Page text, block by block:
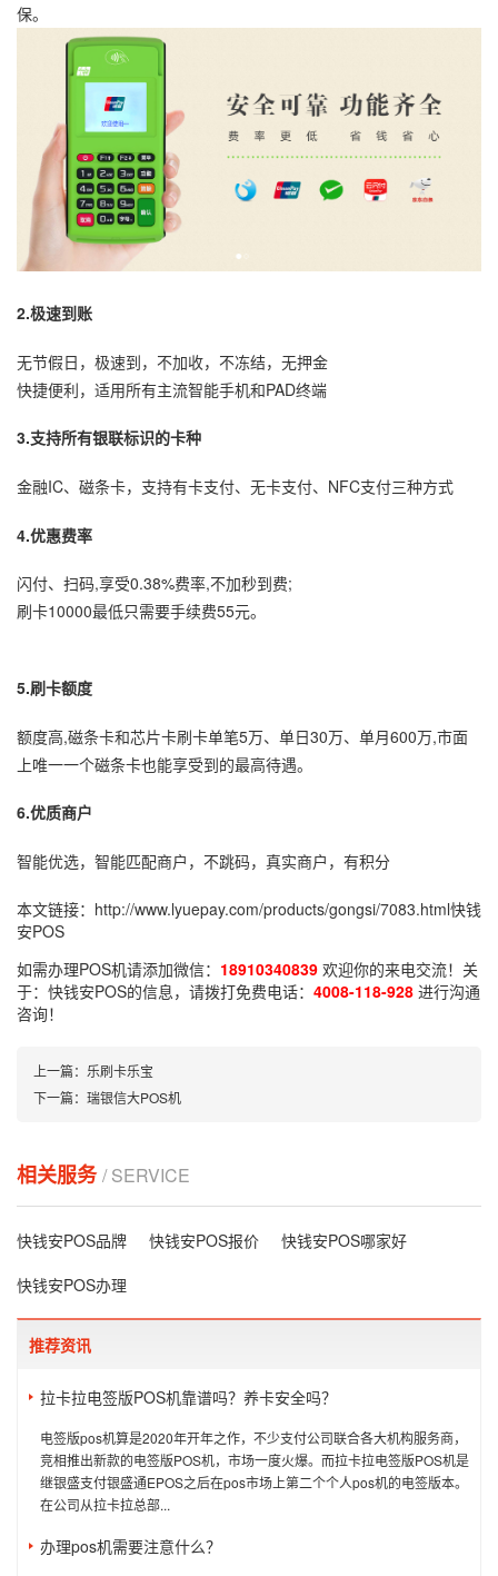
保。
2.极速到账
无节假日，极速到，不加收，不冻结，无押金
快捷便利，适用所有主流智能手机和PAD终端
3.支持所有银联标识的卡种
金融IC、磁条卡，支持有卡支付、无卡支付、NFC支付三种方式
4.优惠费率
闪付、扫码,享受0.38%费率,不加秒到费;
刷卡10000最低只需要手续费55元。
5.刷卡额度
额度高,磁条卡和芯片卡刷卡单笔5万、单日30万、单月600万,市面
上唯一一个磁条卡也能享受到的最高待遇。
6.优质商户
智能优选，智能匹配商户，不跳码，真实商户，有积分
本文链接： http://www.lyuepay.com/products/gongsi/7083.html快钱
安POS
如需办理POS机请添加微信： 18910340839 欢迎你的来电交流！关
于： 快钱安POS的信息，请拨打免费电话： 4008-118-928 进行沟通
咨询！
上一篇： 乐刷卡乐宝
下一篇： 瑞银信大POS机
相关服务/ SERVICE
快钱安POS品牌 快钱安POS报价
快钱安POS哪家好
快钱安POS办理
推荐资讯
拉卡拉电签版POS机靠谱吗？养卡安全吗？
电签版pos机算是2020年开年之作，不少支付公司联合各大机构服务商，
竞相推出新款的电签版POS机，市场一度火爆。而拉卡拉电签版POS机是
继银盛支付银盛通EPOS之后在pos市场上第二个个人pos机的电签版本。
在公司从拉卡拉总部...
办理pos机需要注意什么？